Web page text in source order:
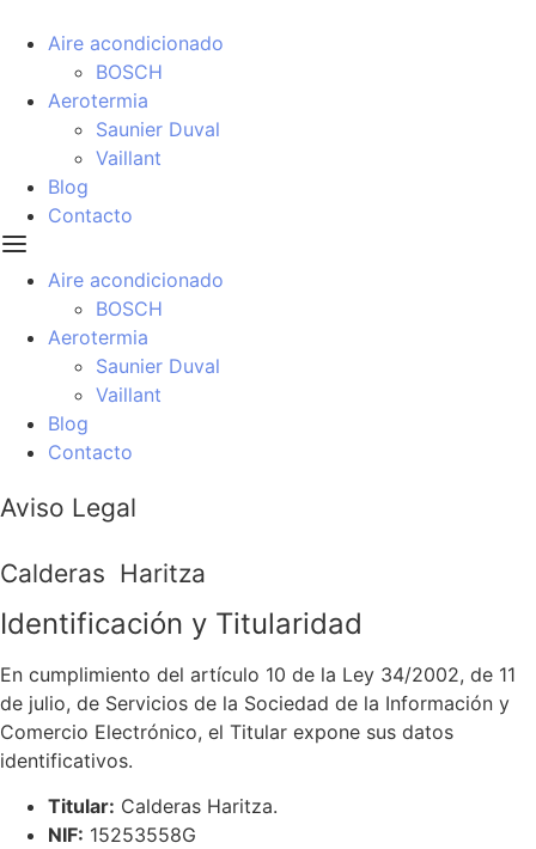
Aire acondicionado
BOSCH
Aerotermia
Saunier Duval
Vaillant
Blog
Contacto
Aire acondicionado
BOSCH
Aerotermia
Saunier Duval
Vaillant
Blog
Contacto
Aviso Legal
Calderas Haritza
Identificación y Titularidad
En cumplimiento del artículo 10 de la Ley 34/2002, de 11
de julio, de Servicios de la Sociedad de la Información y
Comercio Electrónico, el Titular expone sus datos
identificativos.
Titular: Calderas Haritza.
NIF: 15253558G